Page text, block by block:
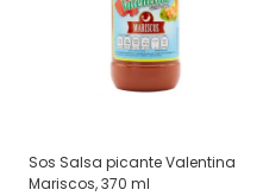
Sos Salsa picante Valentina
Mariscos, 370 ml